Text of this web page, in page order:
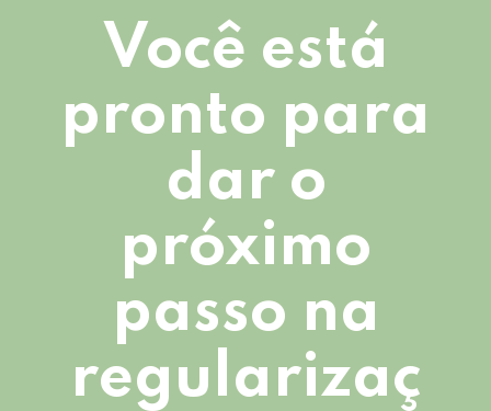
Você está
pronto para
dar o
próximo
passo na
regularizaç